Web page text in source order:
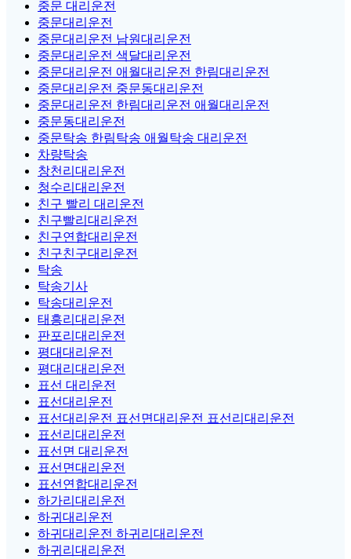
중문 대리운전
중문대리운전
중문대리운전 남원대리운전
중문대리운전 색달대리운전
중문대리운전 애월대리운전 한림대리운전
중문대리운전 중문동대리운전
중문대리운전 한림대리운전 애월대리운전
중문동대리운전
중문탁송 한림탁송 애월탁송 대리운전
차량탁송
창천리대리운전
청수리대리운전
친구 빨리 대리운전
친구빨리대리운전
친구연합대리운전
친구친구대리운전
탁송
탁송기사
탁송대리운전
태흥리대리운전
판포리대리운전
평대대리운전
평대리대리운전
표선 대리운전
표선대리운전
표선대리운전 표선면대리운전 표선리대리운전
표선리대리운전
표선면 대리운전
표선면대리운전
표선연합대리운전
하가리대리운전
하귀대리운전
하귀대리운전 하귀리대리운전
하귀리대리운전